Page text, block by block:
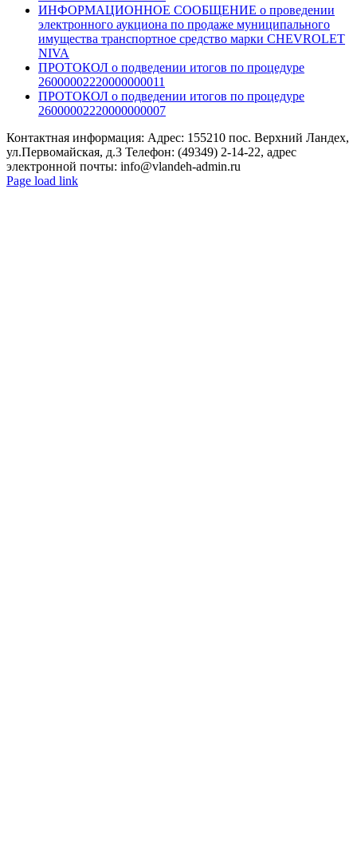
ИНФОРМАЦИОННОЕ СООБЩЕНИЕ о проведении
электронного аукциона по продаже муниципального
имущества транспортное средство марки CHEVROLET
NIVA
ПРОТОКОЛ о подведении итогов по процедуре
26000002220000000011
ПРОТОКОЛ о подведении итогов по процедуре
26000002220000000007
Контактная информация: Адрес: 155210 пос. Верхний Ландех,
ул.Первомайская, д.3 Телефон: (49349) 2-14-22, адрес
электронной почты: info@vlandeh-admin.ru
Page load link